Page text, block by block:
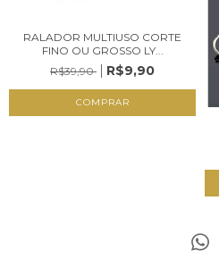
RALADOR MULTIUSO CORTE
FINO OU GROSSO LY...
R$39,90
R$9,90
COMPRAR